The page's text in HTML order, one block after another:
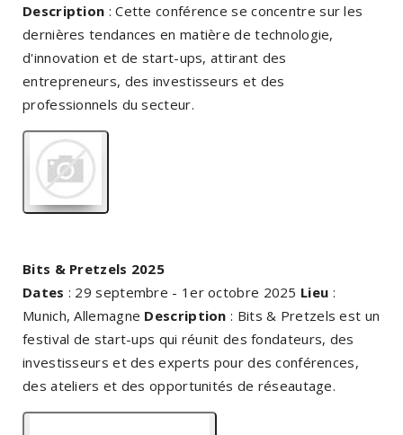
Description : Cette conférence se concentre sur les
dernières tendances en matière de technologie,
d'innovation et de start-ups, attirant des
entrepreneurs, des investisseurs et des
professionnels du secteur.
Bits & Pretzels 2025
Dates : 29 septembre - 1er octobre 2025 Lieu :
Munich, Allemagne Description : Bits & Pretzels est un
festival de start-ups qui réunit des fondateurs, des
investisseurs et des experts pour des conférences,
des ateliers et des opportunités de réseautage.